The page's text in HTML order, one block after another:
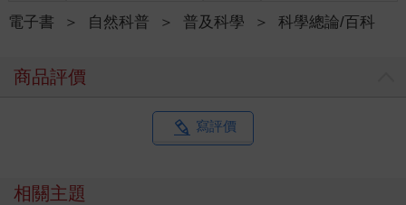
電子書 ＞ 自然科普 ＞ 普及科學 ＞ 科學總論/百科
商品評價
寫評價
相關主題